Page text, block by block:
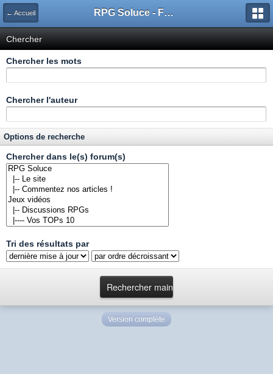
← Accueil RPG Soluce - Forum
Chercher
Chercher les mots
Chercher l'auteur
Options de recherche
Chercher dans le(s) forum(s)
Tri des résultats par
Version complète